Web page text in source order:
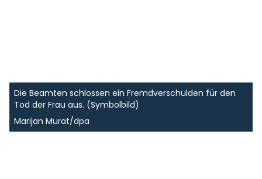
Die Beamten schlossen ein Fremdverschulden für den
Tod der Frau aus. (Symbolbild)
Marijan Murat/dpa